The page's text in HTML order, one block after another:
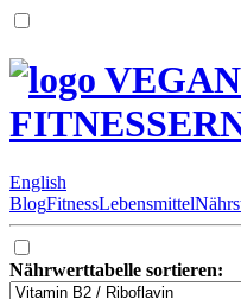
English
BlogFitnessLebensmittel
Nährwerttabelle sortieren: